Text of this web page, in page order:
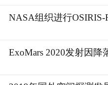
NASA组织进行
ExoMars 2020发射因降